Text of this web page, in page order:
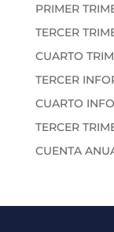
PRIMER
TERCER
CUARTO
TERCER
CUARTO
TERCER
CUENTA